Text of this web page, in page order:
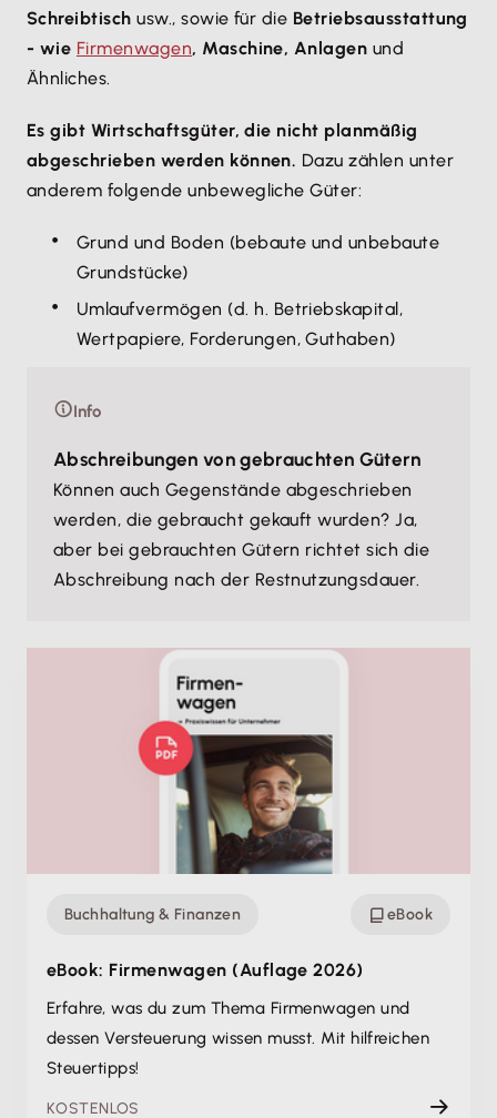
Schreibtisch usw., sowie für die Betriebsausstattung
- wie Firmenwagen, Maschine, Anlagen und
Ähnliches.
Es gibt Wirtschaftsgüter, die nicht planmäßig
abgeschrieben werden können. Dazu zählen unter
anderem folgende unbewegliche Güter:
Grund und Boden (bebaute und unbebaute
Grundstücke)
Umlaufvermögen (d. h. Betriebskapital,
Wertpapiere, Forderungen, Guthaben)
Info
Abschreibungen von gebrauchten Gütern
Können auch Gegenstände abgeschrieben
werden, die gebraucht gekauft wurden? Ja,
aber bei gebrauchten Gütern richtet sich die
Abschreibung nach der Restnutzungsdauer.
Buchhaltung & Finanzen eBook
eBook: Firmenwagen (Auflage 2026)
Erfahre, was du zum Thema Firmenwagen und
dessen Versteuerung wissen musst. Mit hilfreichen
Steuertipps!
KOSTENLOS